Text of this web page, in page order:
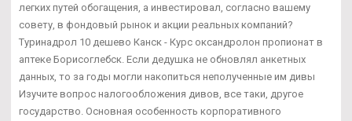
легких путей обогащения, а инвестировал, согласно вашему
совету, в фондовый рынок и акции реальных компаний?
Туринадрол 10 дешево Канск - Курс оксандролон пропионат в
аптеке Борисоглебск. Если дедушка не обновлял анкетных
данных, то за годы могли накопиться неполученные им дивы
Изучите вопрос налогообложения дивов, все таки, другое
государство. Основная особенность корпоративного